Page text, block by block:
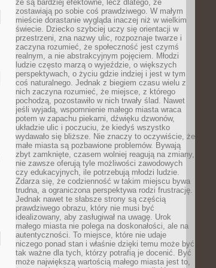
że są bardziej efektowne, lecz dlatego, że
zostawiają po sobie coś prawdziwego. W małym
mieście dorastanie wygląda inaczej niż w wielkim
świecie. Dziecko szybciej uczy się orientacji w
przestrzeni, zna nazwy ulic, rozpoznaje twarze i
zaczyna rozumieć, że społeczność jest czymś
realnym, a nie abstrakcyjnym pojęciem. Młodzi
ludzie często marzą o wyjeździe, o większych
perspektywach, o życiu gdzie indziej i jest w tym
coś naturalnego. Jednak z biegiem czasu wielu z
nich zaczyna rozumieć, że miejsce, z którego
pochodzą, pozostawiło w nich trwały ślad. Nawet
jeśli wyjadą, wspomnienie małego miasta wraca
potem w zapachu piekarni, dźwięku dzwonów,
układzie ulic i poczuciu, że kiedyś wszystko
wydawało się bliższe. Nie znaczy to oczywiście, że
małe miasta są pozbawione problemów. Bywają
zbyt zamknięte, czasem wolniej reagują na zmiany,
nie zawsze oferują tyle możliwości zawodowych
czy edukacyjnych, ile potrzebują młodzi ludzie.
Zdarza się, że codzienność w takim miejscu bywa
trudna, a ograniczona perspektywa rodzi frustrację.
Jednak nawet te słabsze strony są częścią
prawdziwego obrazu, który nie musi być
idealizowany, aby zasługiwał na uwagę. Urok
małego miasta nie polega na doskonałości, ale na
autentyczności. To miejsce, które nie udaje
niczego ponad stan i właśnie dzięki temu może być
tak ważne dla tych, którzy potrafią je docenić. Być
może największą wartością małego miasta jest to,